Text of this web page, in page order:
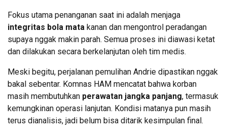
Fokus utama penanganan saat ini adalah menjaga
integritas bola mata kanan dan mengontrol peradangan
supaya nggak makin parah. Semua proses ini diawasi ketat
dan dilakukan secara berkelanjutan oleh tim medis.
Meski begitu, perjalanan pemulihan Andrie dipastikan nggak
bakal sebentar. Komnas HAM mencatat bahwa korban
masih membutuhkan perawatan jangka panjang, termasuk
kemungkinan operasi lanjutan. Kondisi matanya pun masih
terus dianalisis, jadi belum bisa ditarik kesimpulan final.